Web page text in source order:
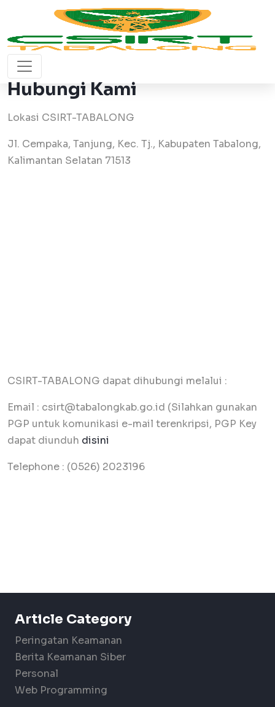
Hubungi Kami
Lokasi CSIRT-TABALONG
Jl. Cempaka, Tanjung, Kec. Tj., Kabupaten Tabalong,
Kalimantan Selatan 71513
CSIRT-TABALONG dapat dihubungi melalui :
Email : csirt@tabalongkab.go.id (Silahkan gunakan
PGP untuk komunikasi e-mail terenkripsi, PGP Key
dapat diunduh disini
Telephone : (0526) 2023196
Article Category
Peringatan Keamanan
Berita Keamanan Siber
Personal
Web Programming